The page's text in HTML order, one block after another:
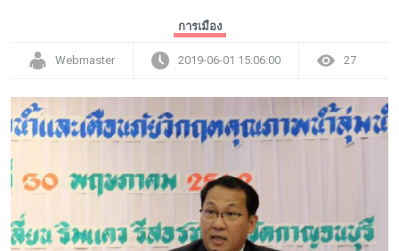
การเมือง
Webmaster 2019-06-01 15:06:00 27